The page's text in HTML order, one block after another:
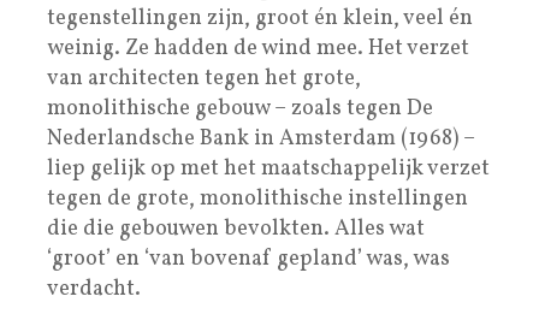
tegenstellingen zijn, groot én klein, veel én
weinig. Ze hadden de wind mee. Het verzet
van architecten tegen het grote,
monolithische gebouw – zoals tegen De
Nederlandsche Bank in Amsterdam (1968) –
liep gelijk op met het maatschappelijk verzet
tegen de grote, monolithische instellingen
die die gebouwen bevolkten. Alles wat
‘groot’ en ‘van bovenaf gepland’ was, was
verdacht.